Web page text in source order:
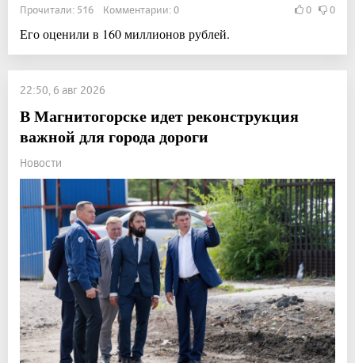
Прочитали: 516 Комментарии: 0 0 0
Его оценили в 160 миллионов рублей.
22:50, 6 авг 2026
В Магнитогорске идет реконструкция
важной для города дороги
Новости